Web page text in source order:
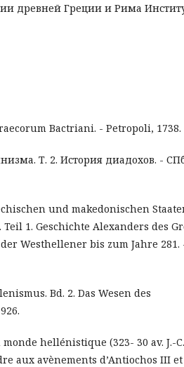
древней Греции и Рима
Bactriani. - Petropoli, 1738.
Т. 2. История диадохов. -
und makedonischen
1. Geschichte Alexanders des
Westhellener bis zum Jahre 281.
Bd. 2. Das Wesen des
hellénistique (323- 30 av. J.-
aux avènements d’Antiochos III